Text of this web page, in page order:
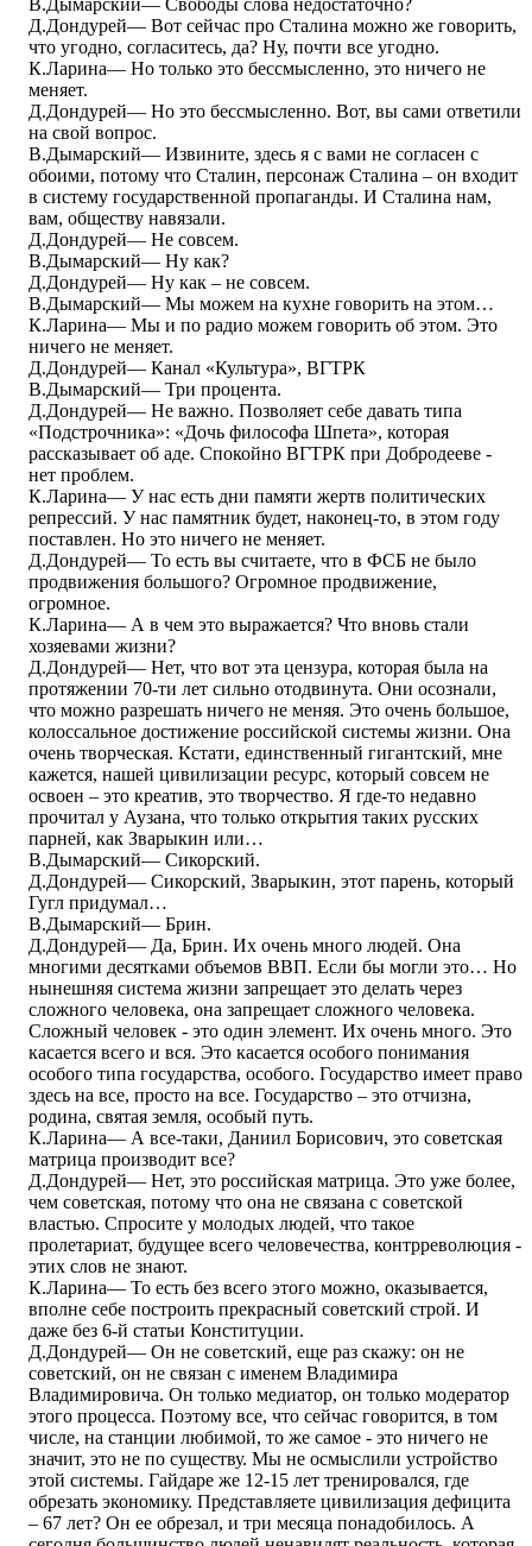
В.Дымарский― Свободы слова недостаточно?
Д.Дондурей― Вот сейчас про Сталина можно же говорить,
что угодно, согласитесь, да? Ну, почти все угодно.
К.Ларина― Но только это бессмысленно, это ничего не
меняет.
Д.Дондурей― Но это бессмысленно. Вот, вы сами ответили
на свой вопрос.
В.Дымарский― Извините, здесь я с вами не согласен с
обоими, потому что Сталин, персонаж Сталина – он входит
в систему государственной пропаганды. И Сталина нам,
вам, обществу навязали.
Д.Дондурей― Не совсем.
В.Дымарский― Ну как?
Д.Дондурей― Ну как – не совсем.
В.Дымарский― Мы можем на кухне говорить на этом…
К.Ларина― Мы и по радио можем говорить об этом. Это
ничего не меняет.
Д.Дондурей― Канал «Культура», ВГТРК
В.Дымарский― Три процента.
Д.Дондурей― Не важно. Позволяет себе давать типа
«Подстрочника»: «Дочь философа Шпета», которая
рассказывает об аде. Спокойно ВГТРК при Добродееве -
нет проблем.
К.Ларина― У нас есть дни памяти жертв политических
репрессий. У нас памятник будет, наконец-то, в этом году
поставлен. Но это ничего не меняет.
Д.Дондурей― То есть вы считаете, что в ФСБ не было
продвижения большого? Огромное продвижение,
огромное.
К.Ларина― А в чем это выражается? Что вновь стали
хозяевами жизни?
Д.Дондурей― Нет, что вот эта цензура, которая была на
протяжении 70-ти лет сильно отодвинута. Они осознали,
что можно разрешать ничего не меняя. Это очень большое,
колоссальное достижение российской системы жизни. Она
очень творческая. Кстати, единственный гигантский, мне
кажется, нашей цивилизации ресурс, который совсем не
освоен – это креатив, это творчество. Я где-то недавно
прочитал у Аузана, что только открытия таких русских
парней, как Зварыкин или…
В.Дымарский― Сикорский.
Д.Дондурей― Сикорский, Зварыкин, этот парень, который
Гугл придумал…
В.Дымарский― Брин.
Д.Дондурей― Да, Брин. Их очень много людей. Она
многими десятками объемов ВВП. Если бы могли это… Но
нынешняя система жизни запрещает это делать через
сложного человека, она запрещает сложного человека.
Сложный человек - это один элемент. Их очень много. Это
касается всего и вся. Это касается особого понимания
особого типа государства, особого. Государство имеет право
здесь на все, просто на все. Государство – это отчизна,
родина, святая земля, особый путь.
К.Ларина― А все-таки, Даниил Борисович, это советская
матрица производит все?
Д.Дондурей― Нет, это российская матрица. Это уже более,
чем советская, потому что она не связана с советской
властью. Спросите у молодых людей, что такое
пролетариат, будущее всего человечества, контрреволюция -
этих слов не знают.
К.Ларина― То есть без всего этого можно, оказывается,
вполне себе построить прекрасный советский строй. И
даже без 6-й статьи Конституции.
Д.Дондурей― Он не советский, еще раз скажу: он не
советский, он не связан с именем Владимира
Владимировича. Он только медиатор, он только модератор
этого процесса. Поэтому все, что сейчас говорится, в том
числе, на станции любимой, то же самое - это ничего не
значит, это не по существу. Мы не осмыслили устройство
этой системы. Гайдаре же 12-15 лет тренировался, где
обрезать экономику. Представляете цивилизация дефицита
– 67 лет? Он ее обрезал, и три месяца понадобилось. А